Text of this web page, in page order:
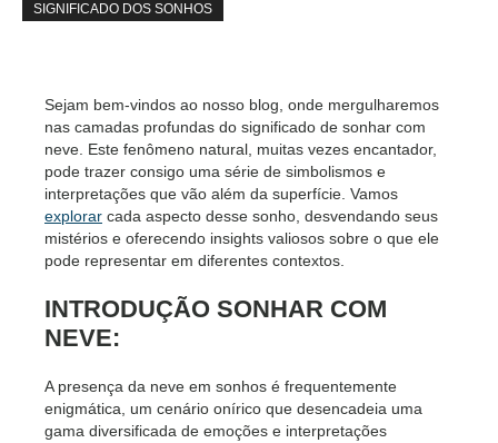
SIGNIFICADO DOS SONHOS
Sejam bem-vindos ao nosso blog, onde mergulharemos
nas camadas profundas do significado de sonhar com
neve. Este fenômeno natural, muitas vezes encantador,
pode trazer consigo uma série de simbolismos e
interpretações que vão além da superfície. Vamos
explorar cada aspecto desse sonho, desvendando seus
mistérios e oferecendo insights valiosos sobre o que ele
pode representar em diferentes contextos.
INTRODUÇÃO SONHAR COM
NEVE:
A presença da neve em sonhos é frequentemente
enigmática, um cenário onírico que desencadeia uma
gama diversificada de emoções e interpretações